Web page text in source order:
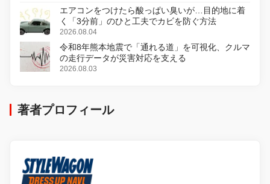
エアコンをつけたら酸っぱい臭いが…目的地に着
く「3分前」のひと工夫でカビを防ぐ方法
2026.08.04
令和8年熊本地震で「通れる道」を可視化、クルマ
の走行データが災害対応を支える
2026.08.03
著者プロフィール